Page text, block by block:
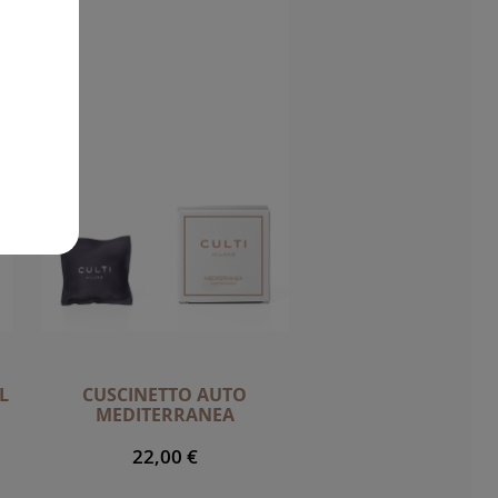
CUSCINETTO AUTO
MEDITERRANEA
22,00 €